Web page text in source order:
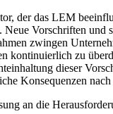
der das LEM
Vorschriften und
zwingen
kontinuierlich zu
dieser
Konsequenzen nach
an die